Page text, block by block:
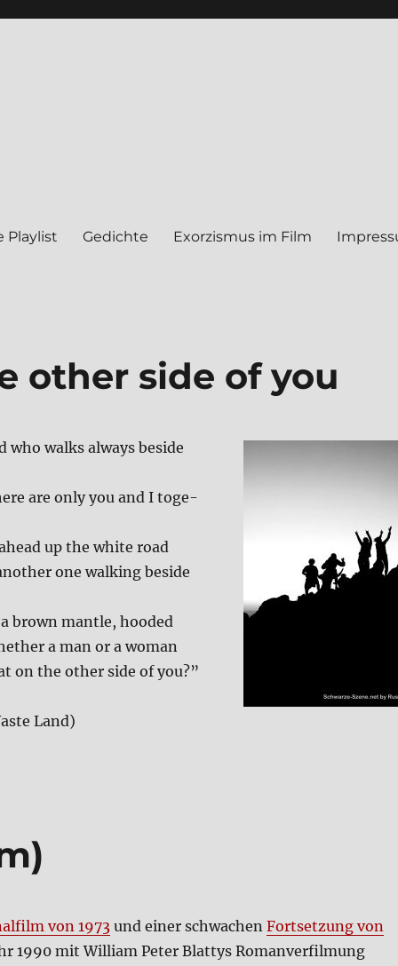
Play­list Gedich­te Exor­zis­mus im Film
other side of you
who walks always bes­i­de
are only you and I tog­e­
up the white road
one wal­king bes­i­de
brown man­t­le, hoo­ded
a man or a woman
on the other side of you?”
Land)
von 1973und einer schwa­chen Fort­set­zung von
1990 mit Wil­liam Peter Blat­tys Roman­ver­fil­mung